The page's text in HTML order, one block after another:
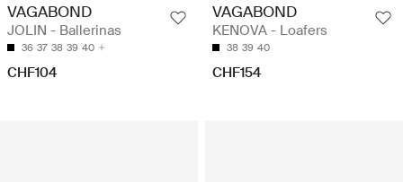
VAGABOND
JOLIN - Ballerinas
36 37 38 39 40
CHF104
VAGABOND
KENOVA - Loafers
38 39 40
CHF154